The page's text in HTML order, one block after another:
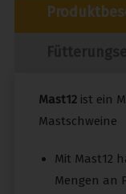
Mast12 ist ein
Mastschweine
Mit Mast12
Mengen an